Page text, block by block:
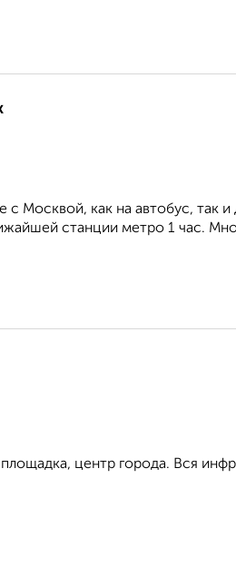
как на автобус, так и
станции метро 1 час.
центр города. Вся